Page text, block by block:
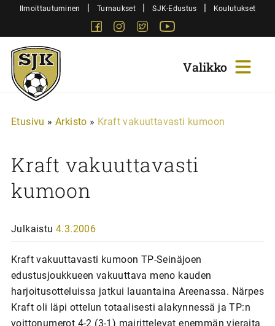
SiirryIlmoittautuminen | Turnaukset | SJK-Edustus | Koulutukset
FacebookInstagram
Twitter
Sjk-
Juniorit
Etusivu » Arkisto » Kraft vakuuttavasti kumoon
Kraft vakuuttavasti
kumoon
Julkaistu 4.3.2006
Kraft vakuuttavasti kumoon TP-Seinäjoen
edustusjoukkueen vakuuttava meno kauden
harjoitusotteluissa jatkui lauantaina Areenassa. Närpes
Kraft oli läpi ottelun totaalisesti alakynnessä ja TP:n
voittonumerot 4-2 (3-1) mairittelevat enemmän vieraita